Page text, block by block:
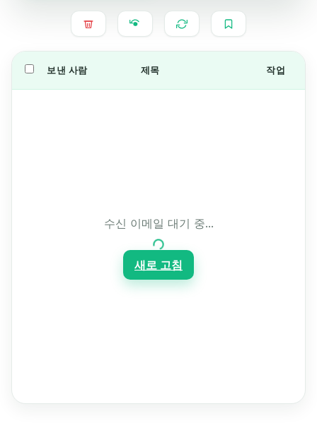
보낸 사람 제목 작업
수신 이메일 대기 중...
새로 고침